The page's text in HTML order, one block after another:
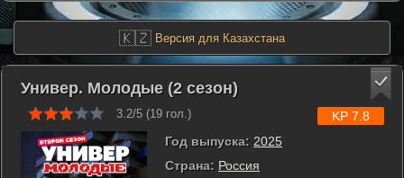
🇰🇿 Версия для Казахстана
Универ. Молодые (2 сезон)
3.2/5 (19 гол.)
Год выпуска: 2025
Страна: Россия
KP 7.8